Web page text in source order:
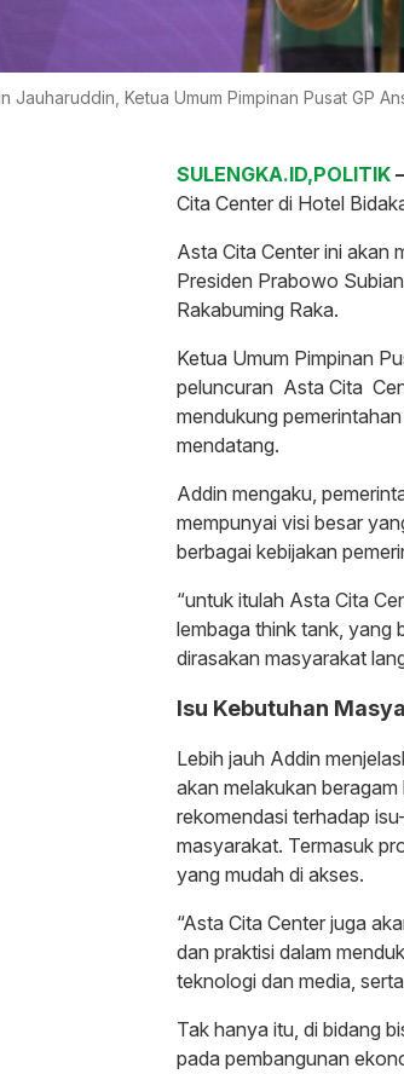
Jauharuddin, Ketua Umum Pimpinan Pusat GP
SULENGKA.ID,POLITIK
Cita Center di Hotel
Asta Cita Center ini akan
Presiden Prabowo
Rakabuming Raka.
Ketua Umum Pimpinan
peluncuran Asta Cita
mendukung
mendatang.
Addin mengaku,
mempunyai visi besar
berbagai kebijakan
“untuk itulah Asta Cita
lembaga think tank, yang
dirasakan masyarakat
Isu Kebutuhan
Lebih jauh Addin
akan melakukan
rekomendasi terhadap
masyarakat. Termasuk
yang mudah di akses.
“Asta Cita Center juga
dan praktisi dalam
teknologi dan media,
Tak hanya itu, di bidang
pada pembangunan